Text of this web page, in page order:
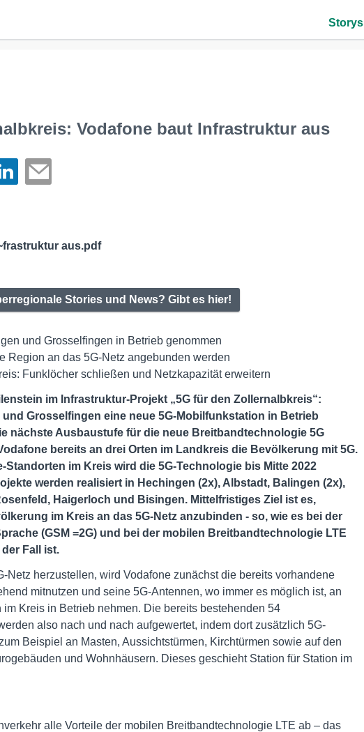
Storys
Vodafone baut Infrastruktur aus
aus.pdf
Stories und News? Gibt es hier!
und Grosselfingen in Betrieb genommen
Region an das 5G-Netz angebunden werden
Funklöcher schließen und Netzkapazität erweitern
im Infrastruktur-Projekt „5G für den Zollernalbkreis“:
Grosselfingen eine neue 5G-Mobilfunkstation in Betrieb
nächste Ausbaustufe für die neue Breitbandtechnologie 5G
bereits an drei Orten im Landkreis die Bevölkerung mit 5G.
Standorten im Kreis wird die 5G-Technologie bis Mitte 2022
werden realisiert in Hechingen (2x), Albstadt, Balingen (2x),
Haigerloch und Bisingen. Mittelfristiges Ziel ist es,
im Kreis an das 5G-Netz anzubinden - so, wie es bei der
(GSM =2G) und bei der mobilen Breitbandtechnologie LTE
Fall ist.
Netz herzustellen, wird Vodafone zunächst die bereits vorhandene
mitnutzen und seine 5G-Antennen, wo immer es möglich ist, an
Kreis in Betrieb nehmen. Die bereits bestehenden 54
also nach und nach aufgewertet, indem dort zusätzlich 5G-
Beispiel an Masten, Aussichtstürmen, Kirchtürmen sowie auf den
und Wohnhäusern. Dieses geschieht Station für Station im
alle Vorteile der mobilen Breitbandtechnologie LTE ab – das